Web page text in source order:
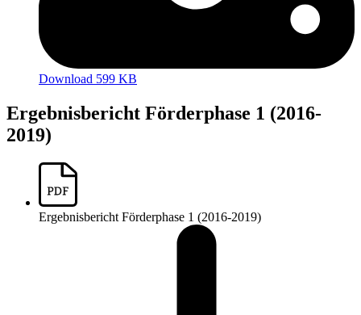
Download 599 KB
Ergebnisbericht Förderphase 1 (2016-
2019)
Ergebnisbericht Förderphase 1 (2016-2019)